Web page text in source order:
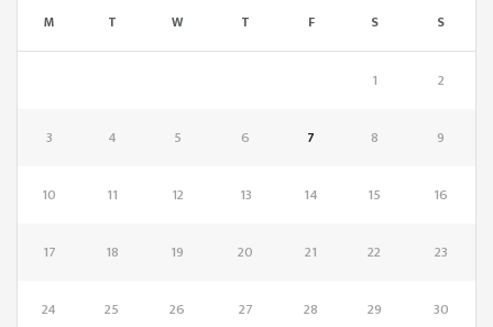
M T W T F S S
1 2
3 4 5 6 7 8 9
10 11 12 13 14 15 16
17 18 19 20 21 22 23
24 25 26 27 28 29 30